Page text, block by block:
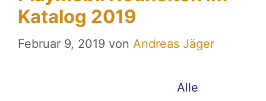
Katalog 2019
Februar 9, 2019 von Andreas Jäger
Alle